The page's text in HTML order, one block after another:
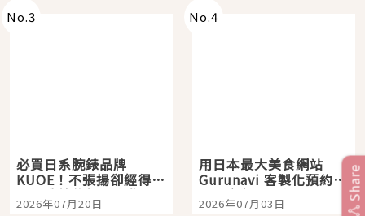
No.3
必買日系腕錶品牌
KUOE！不張揚卻經得起
時間洗鍊的經典之作五
選
2026年07月20日
No.4
用日本最大美食網站
Gurunavi 客製化預約九
大都市餐廳，打造專屬
美食體驗！
2026年07月03日
Share